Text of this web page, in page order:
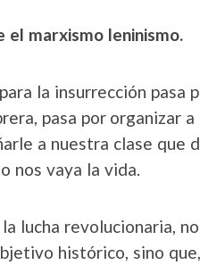
el marxismo leninismo.
la insurrección pasa
pasa por organizar
a nuestra clase que
nos vaya la vida.
lucha revolucionaria,
histórico, sino